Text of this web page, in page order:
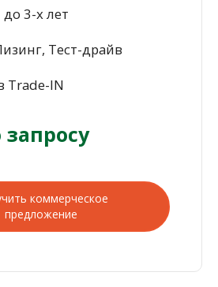
3-х лет
Тест-драйв
Trade-IN
коммерческое
предложение